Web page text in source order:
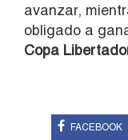
avanzar,
obligado a
Copa
FACEBOOK